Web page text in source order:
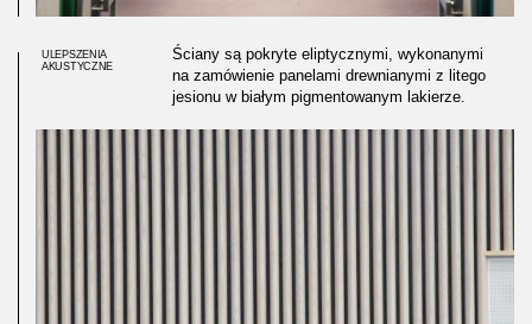
ULEPSZENIA
AKUSTYCZNE
Ściany są pokryte eliptycznymi, wykonanymi
na zamówienie panelami drewnianymi z litego
jesionu w białym pigmentowanym lakierze.